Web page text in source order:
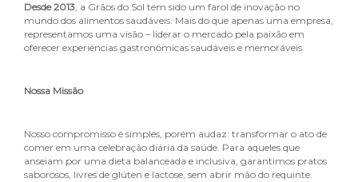
Desde 2013, a Grãos do Sol tem sido um farol de inovação no
mundo dos alimentos saudáveis. Mais do que apenas uma empresa,
representamos uma visão – liderar o mercado pela paixão em
oferecer experiências gastronômicas saudáveis e memoráveis.
Nossa Missão
Nosso compromisso é simples, porém audaz: transformar o ato de
comer em uma celebração diária da saúde. Para aqueles que
anseiam por uma dieta balanceada e inclusiva, garantimos pratos
saborosos, livres de glúten e lactose, sem abrir mão do requinte.